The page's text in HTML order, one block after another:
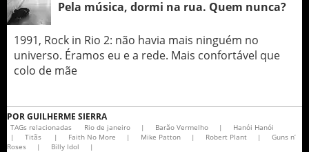
Pela música, dormi na rua. Quem nunca?
1991, Rock in Rio 2: não havia mais ninguém no
universo. Éramos eu e a rede. Mais confortável que
colo de mãe
PORGUILHERME SIERRA
TAGs relacionadas Rio de janeiro | Barão Vermelho |
Hanói Hanói
|
Titãs | Faith No More | Mike Patton | Robert Plant |
Guns n’
Roses
| Billy Idol |